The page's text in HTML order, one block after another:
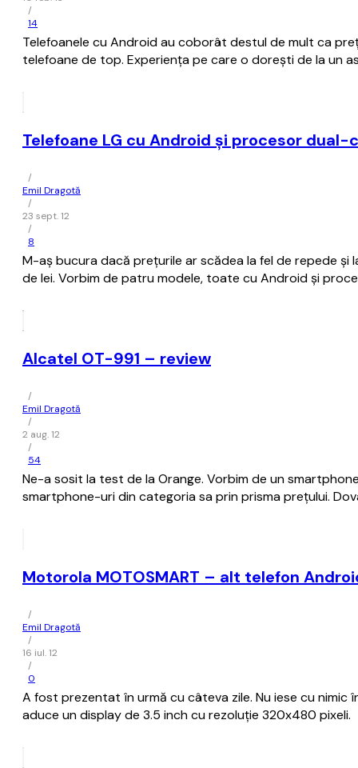
/
14
Telefoanele cu Android au coborât destul de mult ca
telefoane de top. Experiența pe care o dorești de la un
Telefoane LG cu Android și procesor
/
Emil Dragotă
/
23 sept. 12
/
8
M-aș bucura dacă prețurile ar scădea la fel de repede
de lei. Vorbim de patru modele, toate cu Android și
Alcatel OT-991 – review
/
Emil Dragotă
/
2 aug. 12
/
54
Ne-a sosit la test de la Orange. Vorbim de un
smartphone-uri din categoria sa prin prisma prețului.
Motorola MOTOSMART – alt telefon
/
Emil Dragotă
/
16 iul. 12
/
0
A fost prezentat în urmă cu câteva zile. Nu iese cu nimic
aduce un display de 3.5 inch cu rezoluție 320x480 pixeli.